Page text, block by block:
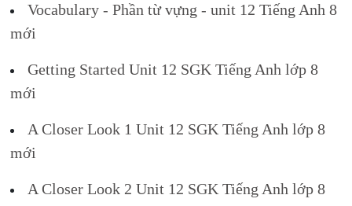
Vocabulary - Phần từ vựng - unit 12 Tiếng Anh 8
mới
Getting Started Unit 12 SGK Tiếng Anh lớp 8
mới
A Closer Look 1 Unit 12 SGK Tiếng Anh lớp 8
mới
A Closer Look 2 Unit 12 SGK Tiếng Anh lớp 8